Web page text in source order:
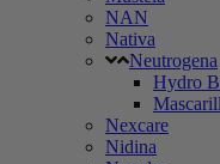
NAN
Nativa
Neutrogena
Hydro
Nexcare
Nidina